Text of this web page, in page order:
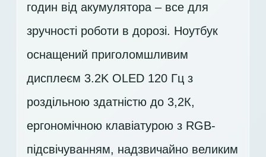
годин від акумулятора – все для
зручності роботи в дорозі. Ноутбук
оснащений приголомшливим
дисплеєм 3.2K OLED 120 Гц з
роздільною здатністю до 3,2К,
ергономічною клавіатурою з RGB-
підсвічуванням, надзвичайно великим